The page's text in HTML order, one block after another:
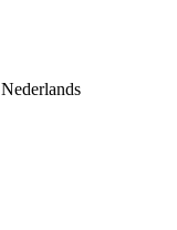
Nederlands